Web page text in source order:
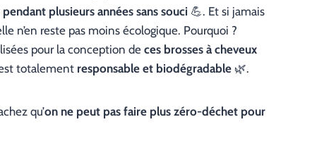
plusieurs années sans souci 💪. Et si jamais
n’en reste pas moins écologique. Pourquoi ?
pour la conception deces brosses à cheveux
totalement responsable et biodégradable🌿.
qu’on ne peut pas faire plus zéro-déchet pour